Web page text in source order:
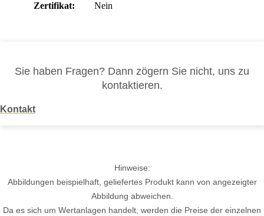
Zertifikat: Nein
Sie haben Fragen? Dann zögern Sie nicht, uns zu
kontaktieren.
Kontakt
Hinweise:
Abbildungen beispielhaft, geliefertes Produkt kann von angezeigter
Abbildung abweichen.
Da es sich um Wertanlagen handelt, werden die Preise der einzelnen